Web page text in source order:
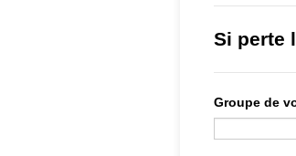
Si perte
Groupe de